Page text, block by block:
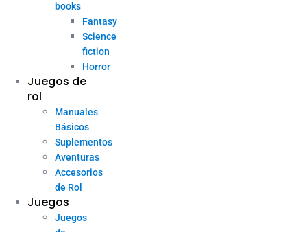
books
Fantasy
Science
fiction
Horror
Juegos de
rol
Manuales
Básicos
Suplementos
Aventuras
Accesorios
de Rol
Juegos
Juegos